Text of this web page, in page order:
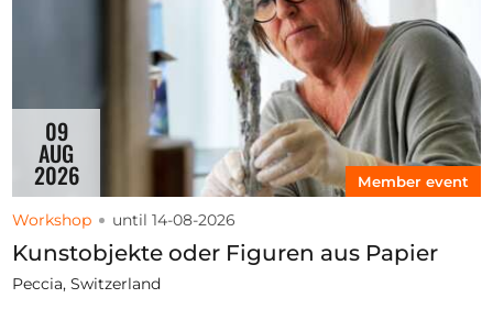
09
AUG
2026 Member event
Workshop until 14-08-2026
Kunstobjekte oder Figuren aus Papier
Peccia, Switzerland